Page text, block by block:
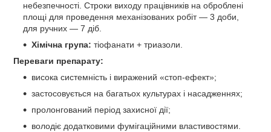
небезпечності. Строки виходу працівників на оброблені
площі для проведення механізованих робіт — 3 доби,
для ручних — 7 діб.
Хiмiчна група: тіофанати + триазоли.
Переваги препарату:
висока системність і виражений «стоп-ефект»;
застосовується на багатьох культурах і насадженнях;
пролонгований період захисної дії;
володіє додатковими фумігаційними властивостями.